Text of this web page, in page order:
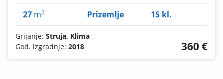
27 m2 Prizemlje 1S kl.
Grijanje: Struja, Klima
God. izgradnje: 2018 360 €